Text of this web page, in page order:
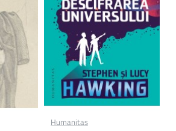
Humanitas